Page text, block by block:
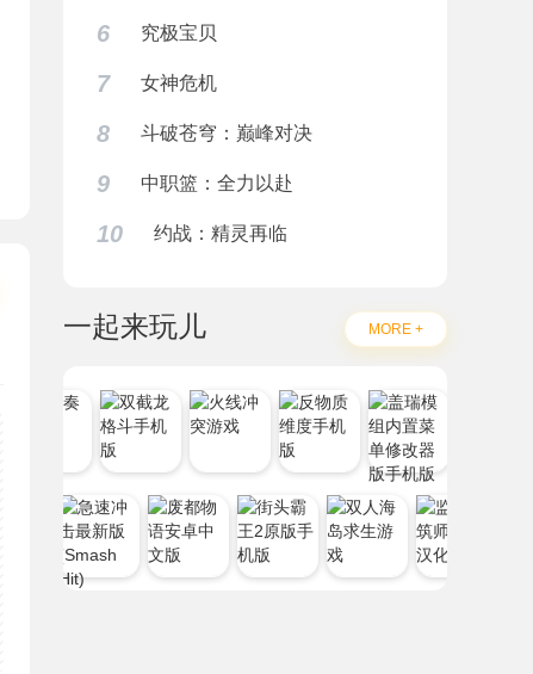
6 究极宝贝
7 女神危机
8 斗破苍穹：巅峰对决
9 中职篮：全力以赴
10 约战：精灵再临
一起来玩儿 MORE +